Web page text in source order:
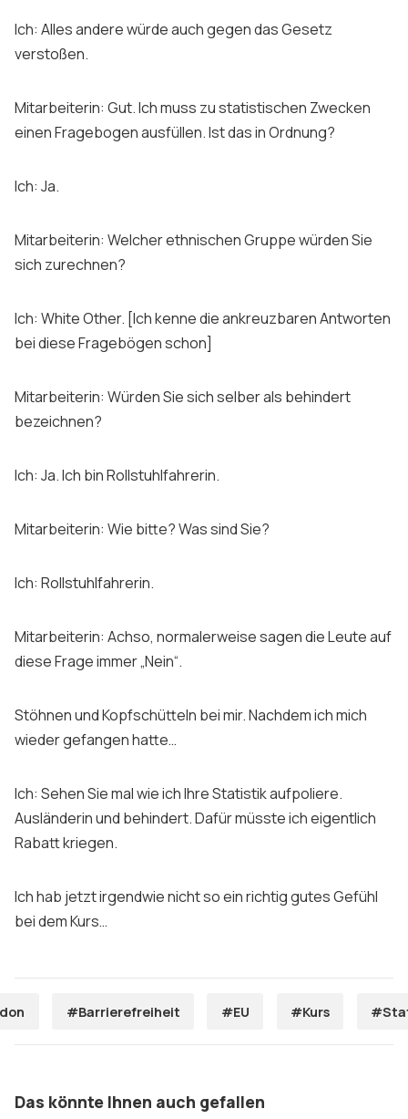
Ich: Alles andere würde auch gegen das Gesetz
verstoßen.
Mitarbeiterin: Gut. Ich muss zu statistischen Zwecken
einen Fragebogen ausfüllen. Ist das in Ordnung?
Ich: Ja.
Mitarbeiterin: Welcher ethnischen Gruppe würden Sie
sich zurechnen?
Ich: White Other. [Ich kenne die ankreuzbaren Antworten
bei diese Fragebögen schon]
Mitarbeiterin: Würden Sie sich selber als behindert
bezeichnen?
Ich: Ja. Ich bin Rollstuhlfahrerin.
Mitarbeiterin: Wie bitte? Was sind Sie?
Ich: Rollstuhlfahrerin.
Mitarbeiterin: Achso, normalerweise sagen die Leute auf
diese Frage immer „Nein“.
Stöhnen und Kopfschütteln bei mir. Nachdem ich mich
wieder gefangen hatte…
Ich: Sehen Sie mal wie ich Ihre Statistik aufpoliere.
Ausländerin und behindert. Dafür müsste ich eigentlich
Rabatt kriegen.
Ich hab jetzt irgendwie nicht so ein richtig gutes Gefühl
bei dem Kurs…
#Barrierefreiheit #EU #Kurs
Das könnte Ihnen auch gefallen